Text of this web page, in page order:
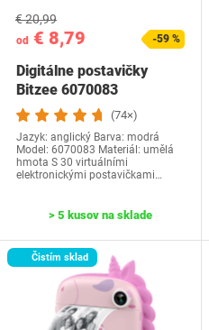
od € 8,79
€ 20,99
-59 %
Digitálne postavičky
Bitzee 6070083
(74×)
Jazyk: anglický Barva: modrá
Model: ‎6070083 Materiál: umělá
hmota S 30 virtuálními
elektronickými postavičkami…
> 5 kusov na sklade
Čistím sklad